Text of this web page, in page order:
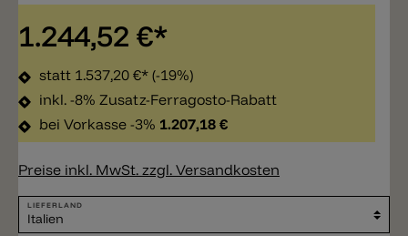
1.244,52 €*
statt 1.537,20 €* (-19%)
inkl. -8% Zusatz-Ferragosto-Rabatt
bei Vorkasse -3% 1.207,18 €
Preise inkl. MwSt. zzgl. Versandkosten
LIEFERLAND